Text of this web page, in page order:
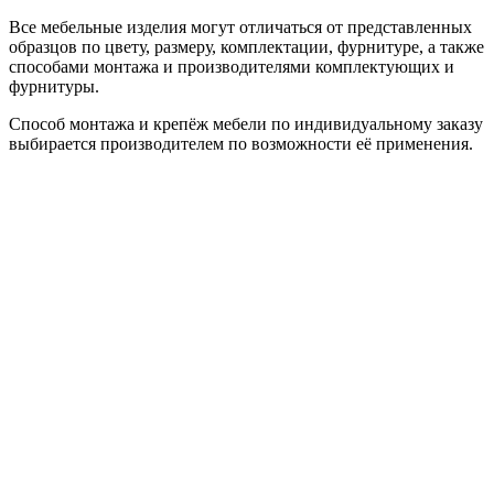
Все мебельные изделия могут отличаться от представленных
образцов по цвету, размеру, комплектации, фурнитуре, а также
способами монтажа и производителями комплектующих и
фурнитуры.
Способ монтажа и крепёж мебели по индивидуальному заказу
выбирается производителем по возможности её применения.